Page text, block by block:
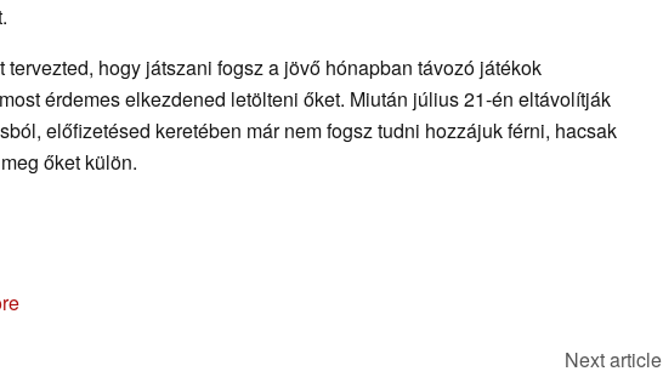
tervezted, hogy játszani fogsz a jövő hónapban távozó játékok
érdemes elkezdened letölteni őket. Miután július 21-én eltávolítják
előfizetésed keretében már nem fogsz tudni hozzájuk férni, hacsak
őket külön.
Next article